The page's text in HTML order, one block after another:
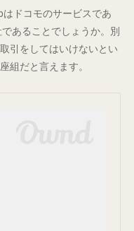
ドコモのサービスであ
あることでしょうか。別
引をしてはいけないとい
組だと言えます。